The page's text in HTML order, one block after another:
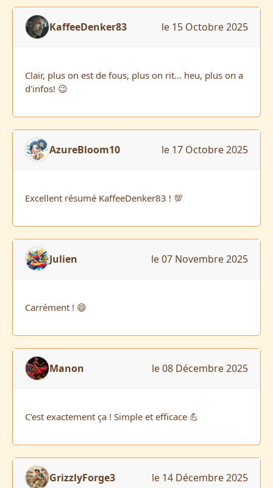
KaffeeDenker83 le 15 Octobre 2025
Clair, plus on est de fous, plus on rit... heu, plus on a
d'infos! 😉
AzureBloom10 le 17 Octobre 2025
Excellent résumé KaffeeDenker83 ! 💯
Julien le 07 Novembre 2025
Carrément ! 😄
Manon le 08 Décembre 2025
C'est exactement ça ! Simple et efficace 💪
GrizzlyForge3 le 14 Décembre 2025